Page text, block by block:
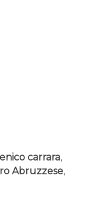
carrara,
Abruzzese,